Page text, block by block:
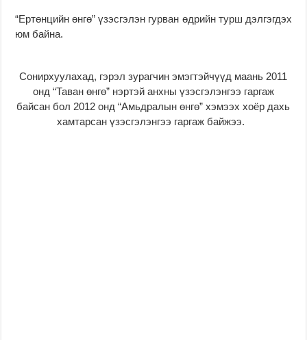
“Ертөнцийн өнгө” үзэсгэлэн гурван өдрийн турш дэлгэгдэх
юм байна.
Сонирхуулахад, гэрэл зурагчин эмэгтэйчүүд маань 2011
онд “Таван өнгө” нэртэй анхны үзэсгэлэнгээ гаргаж
байсан бол 2012 онд “Амьдралын өнгө” хэмээх хоёр дахь
хамтарсан үзэсгэлэнгээ гаргаж байжээ.